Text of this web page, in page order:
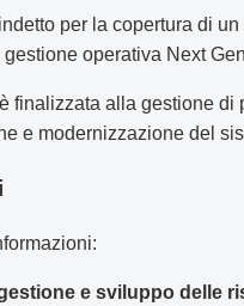
indetto per la copertura di
operativa Next
finalizzata alla gestione
e modernizzazione del
e sviluppo delle